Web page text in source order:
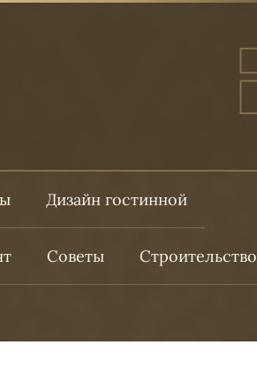
Дизайн гостинной
Советы Строительство